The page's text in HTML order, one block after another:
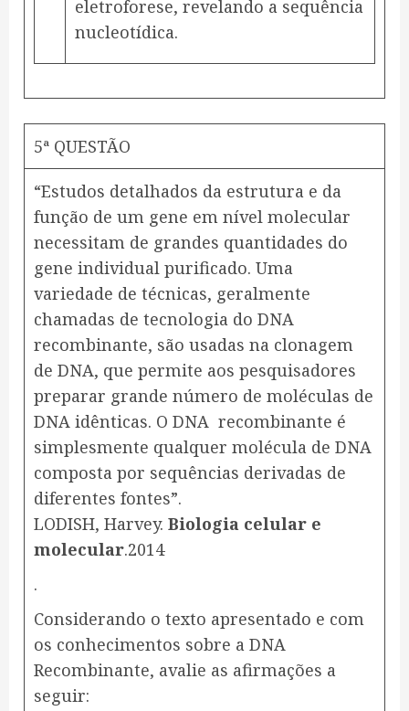
eletroforese, revelando a sequência
nucleotídica.
5ª QUESTÃO
“Estudos detalhados da estrutura e da
função de um gene em nível molecular
necessitam de grandes quantidades do
gene individual purificado. Uma
variedade de técnicas, geralmente
chamadas de tecnologia do DNA
recombinante, são usadas na clonagem
de DNA, que permite aos pesquisadores
preparar grande número de moléculas de
DNA idênticas. O DNA recombinante é
simplesmente qualquer molécula de DNA
composta por sequências derivadas de
diferentes fontes”.
LODISH, Harvey. Biologia celular e
molecular.2014
.
Considerando o texto apresentado e com
os conhecimentos sobre a DNA
Recombinante, avalie as afirmações a
seguir: